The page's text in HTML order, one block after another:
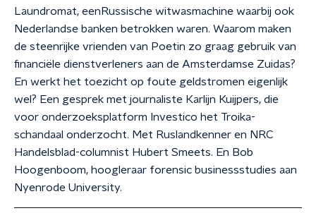
Laundromat, eenRussische witwasmachine waarbij ook
Nederlandse banken betrokken waren. Waarom maken
de steenrijke vrienden van Poetin zo graag gebruik van
financiële dienstverleners aan de Amsterdamse Zuidas?
En werkt het toezicht op foute geldstromen eigenlijk
wel? Een gesprek met journaliste Karlijn Kuijpers, die
voor onderzoeksplatform Investico het Troika-
schandaal onderzocht. Met Ruslandkenner en NRC
Handelsblad-columnist Hubert Smeets. En Bob
Hoogenboom, hoogleraar forensic businessstudies aan
Nyenrode University.